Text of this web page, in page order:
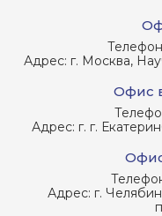
Адрес: г. Москва,
Офис
Адрес: г. г.
Адрес: г.